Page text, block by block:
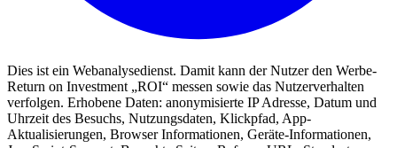
Dies ist ein Webanalysedienst. Damit kann der Nutzer den Werbe-
Return on Investment „ROI“ messen sowie das Nutzerverhalten
verfolgen. Erhobene Daten: anonymisierte IP Adresse, Datum und
Uhrzeit des Besuchs, Nutzungsdaten, Klickpfad, App-
Aktualisierungen, Browser Informationen, Geräte-Informationen,